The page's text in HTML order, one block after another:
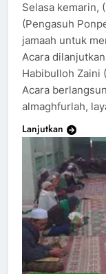
Selasa kemarin,
(Pengasuh
jamaah untuk
Acara
Habibulloh Zaini
Acara
almaghfurlah,
Lanjutkan